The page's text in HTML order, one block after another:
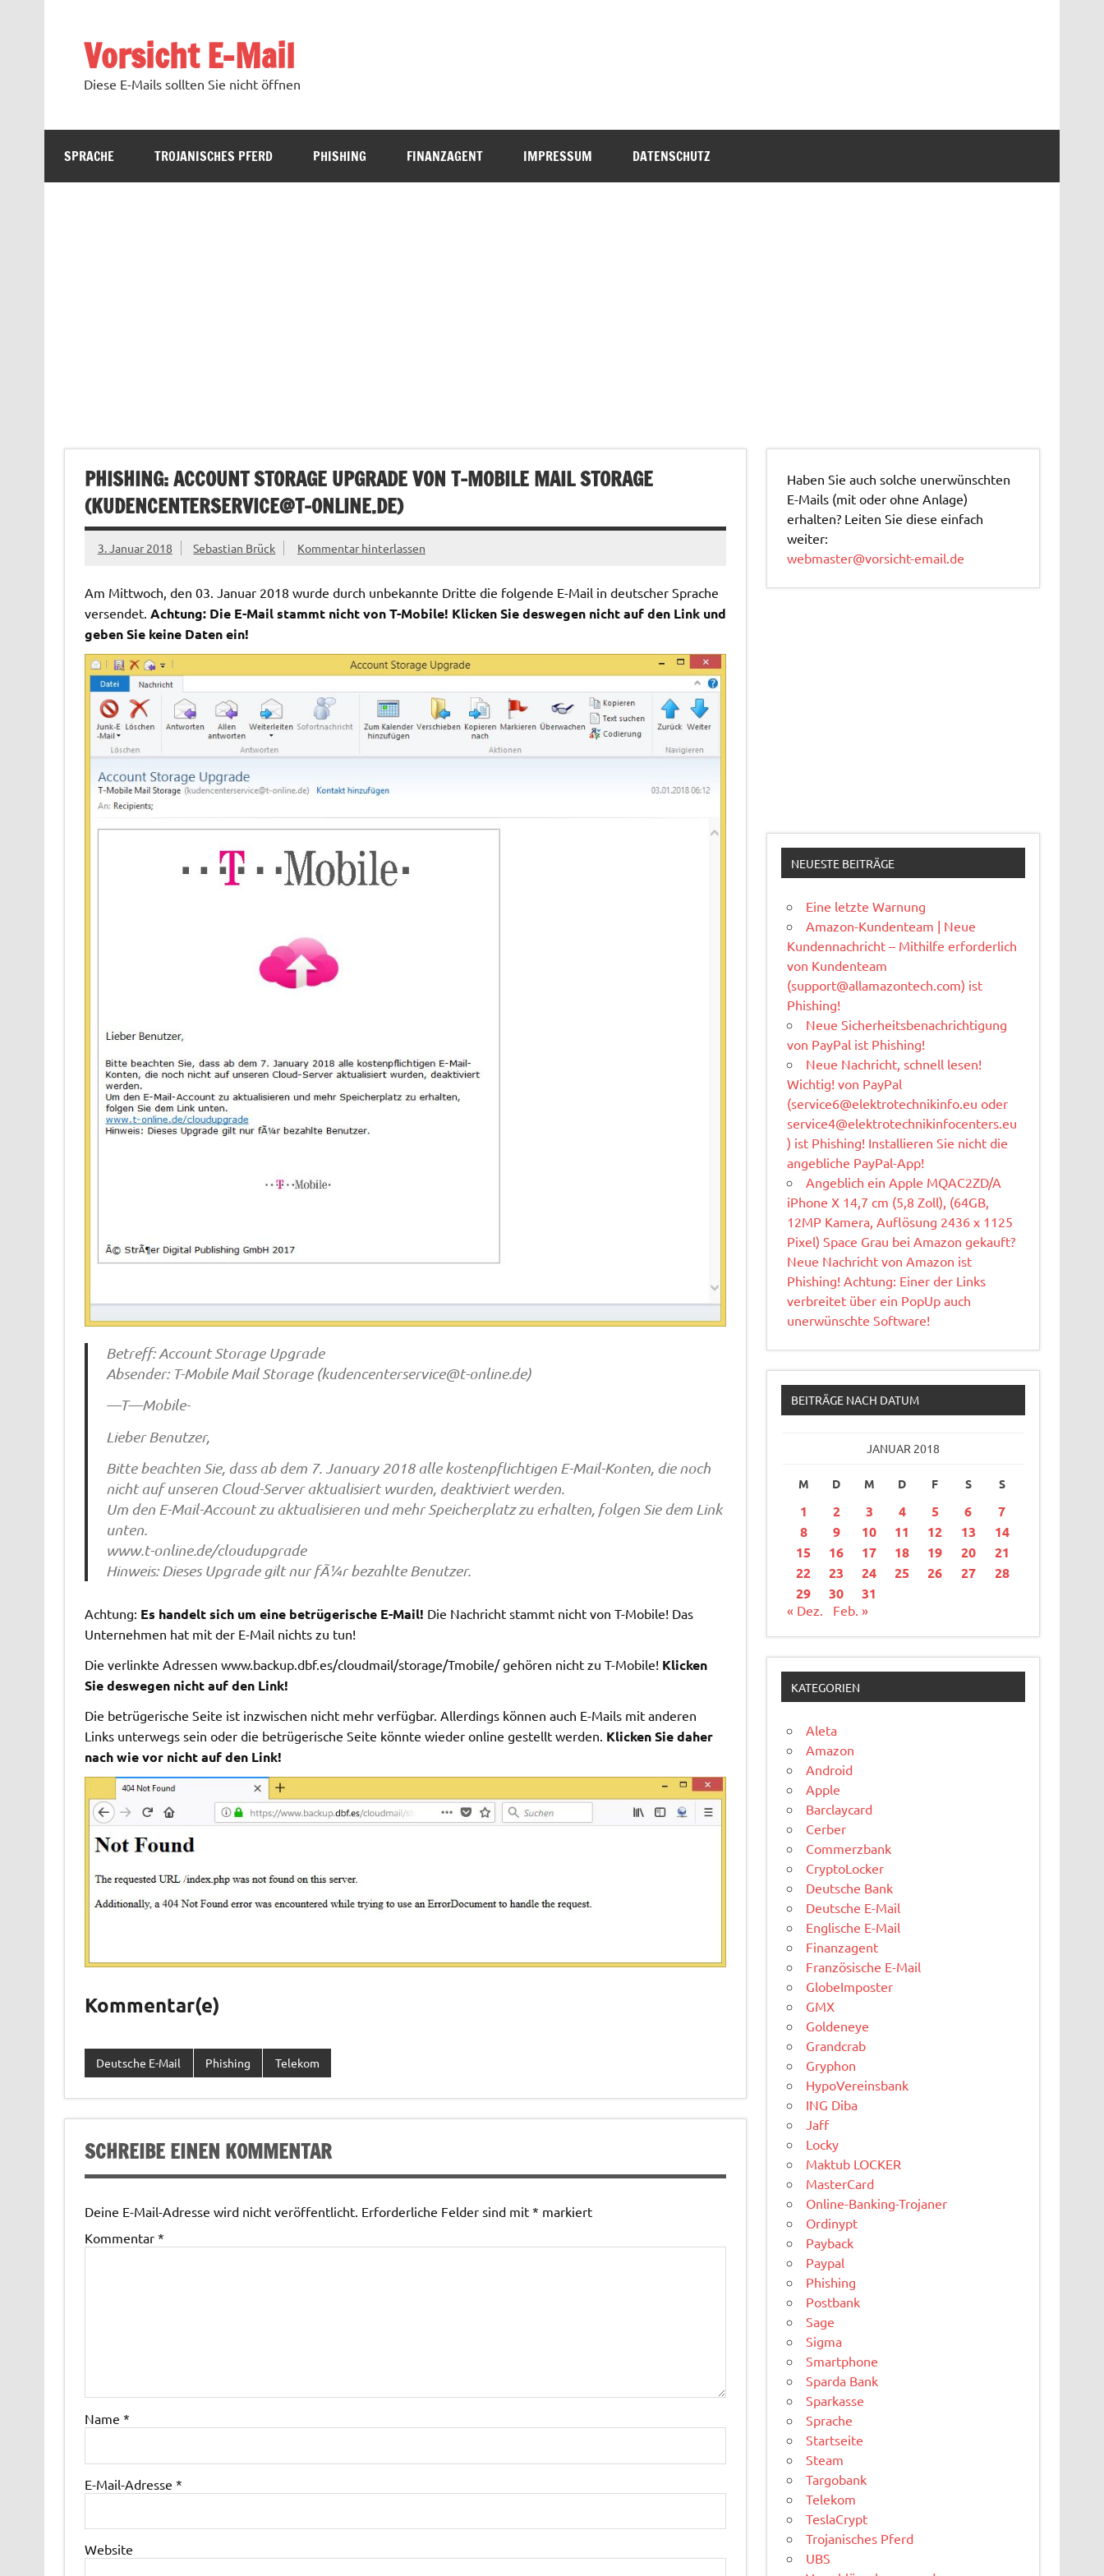
Vorsicht E-Mail
Diese E-Mails sollten Sie nicht öffnen
SPRACHE TROJANISCHES PFERD PHISHING FINANZAGENT IMPRESSUM DATENSCHUTZ
PHISHING: ACCOUNT STORAGE UPGRADE VON T-MOBILE MAIL STORAGE
(KUDENCENTERSERVICE@T-ONLINE.DE)
3. Januar 2018 Sebastian Brück Kommentar hinterlassen
Am Mittwoch, den 03. Januar 2018 wurde durch unbekannte Dritte die folgende E-Mail in deutscher Sprache
versendet. Achtung: Die E-Mail stammt nicht von T-Mobile! Klicken Sie deswegen nicht auf den Link und
geben Sie keine Daten ein!
Betreff: Account Storage Upgrade
Absender: T-Mobile Mail Storage (kudencenterservice@t-online.de)
—T—Mobile-
Lieber Benutzer,
Bitte beachten Sie, dass ab dem 7. January 2018 alle kostenpflichtigen E-Mail-Konten, die noch
nicht auf unseren Cloud-Server aktualisiert wurden, deaktiviert werden.
Um den E-Mail-Account zu aktualisieren und mehr Speicherplatz zu erhalten, folgen Sie dem Link
unten.
www.t-online.de/cloudupgrade
Hinweis: Dieses Upgrade gilt nur fÃ¼r bezahlte Benutzer.
Achtung: Es handelt sich um eine betrügerische E-Mail! Die Nachricht stammt nicht von T-Mobile! Das
Unternehmen hat mit der E-Mail nichts zu tun!
Die verlinkte Adressen www.backup.dbf.es/cloudmail/storage/Tmobile/ gehören nicht zu T-Mobile! Klicken
Sie deswegen nicht auf den Link!
Die betrügerische Seite ist inzwischen nicht mehr verfügbar. Allerdings können auch E-Mails mit anderen
Links unterwegs sein oder die betrügerische Seite könnte wieder online gestellt werden. Klicken Sie daher
nach wie vor nicht auf den Link!
Kommentar(e)
Deutsche E-Mail Phishing Telekom
SCHREIBE EINEN KOMMENTAR
Deine E-Mail-Adresse wird nicht veröffentlicht. Erforderliche Felder sind mit * markiert
Kommentar *
Name *
E-Mail-Adresse *
Website
Haben Sie auch solche unerwünschten
E-Mails (mit oder ohne Anlage)
erhalten? Leiten Sie diese einfach
weiter:
webmaster@vorsicht-email.de
NEUESTE BEITRÄGE
Eine letzte Warnung
Amazon-Kundenteam | Neue
Kundennachricht – Mithilfe erforderlich
von Kundenteam
(support@allamazontech.com) ist
Phishing!
Neue Sicherheitsbenachrichtigung
von PayPal ist Phishing!
Neue Nachricht, schnell lesen!
Wichtig! von PayPal
(service6@elektrotechnikinfo.eu oder
service4@elektrotechnikinfocenters.eu
) ist Phishing! Installieren Sie nicht die
angebliche PayPal-App!
Angeblich ein Apple MQAC2ZD/A
iPhone X 14,7 cm (5,8 Zoll), (64GB,
12MP Kamera, Auflösung 2436 x 1125
Pixel) Space Grau bei Amazon gekauft?
Neue Nachricht von Amazon ist
Phishing! Achtung: Einer der Links
verbreitet über ein PopUp auch
unerwünschte Software!
BEITRÄGE NACH DATUM
JANUAR 2018
M D M D F S S
1 2 3 4 5 6
7
8
9 10 11 12 13
14
15
16 17 18 19 20
21
22
23 24 25 26 27
28
29
30 31
« Dez. Feb. »
KATEGORIEN
Aleta
Amazon
Android
Apple
Barclaycard
Cerber
Commerzbank
CryptoLocker
Deutsche Bank
Deutsche E-Mail
Englische E-Mail
Finanzagent
Französische E-Mail
GlobeImposter
GMX
Goldeneye
Grandcrab
Gryphon
HypoVereinsbank
ING Diba
Jaff
Locky
Maktub LOCKER
MasterCard
Online-Banking-Trojaner
Ordinypt
Payback
Paypal
Phishing
Postbank
Sage
Sigma
Smartphone
Sparda Bank
Sparkasse
Sprache
Startseite
Steam
Targobank
Telekom
TeslaCrypt
Trojanisches Pferd
UBS